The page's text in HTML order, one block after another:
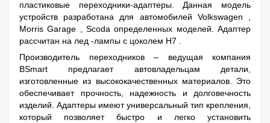
пластиковые переходники-адаптеры. Данная модель
устройств разработана для автомобилей Volkswagen
Morris Garage ,Scoda определенных моделей. Адаптер
рассчитан на лед -лампы с цоколем H7
Производитель переходников – ведущая компания
BSmart предлагает автовладельцам детали,
изготовленные из высококачественных материалов. Это
обеспечивает прочность, надежность и долговечность
изделий. Адаптеры имеют универсальный тип крепления,
который позволяет быстро и легко установить